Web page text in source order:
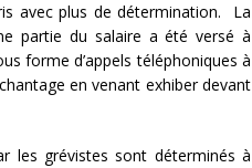
avec plus de détermination. La
partie du salaire a été versé à
forme d’appels téléphoniques à
en venant exhiber devant
les grévistes sont déterminés à